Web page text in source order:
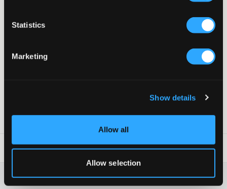
Statistics
Marketing
Show details
Allow all
Allow selection
centrerat på bröstet. Detta är en riktig klassiker och missa inte
att det finns tillhörande byxor.
Brodyr
Art.nr
Tvättråd:
Mer information om tvättråd